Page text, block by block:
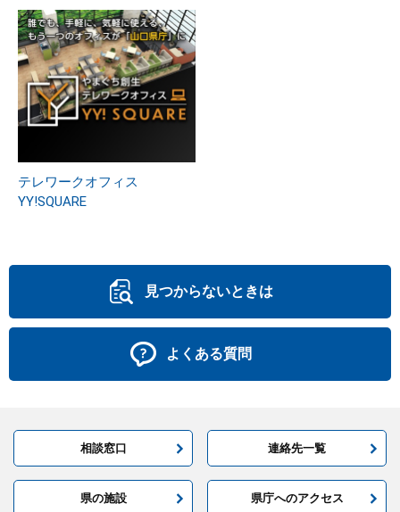
テレワークオフィス
YY!SQUARE
見つからないときは
よくある質問
相談窓口 連絡先一覧
県の施設 県庁へのアクセス